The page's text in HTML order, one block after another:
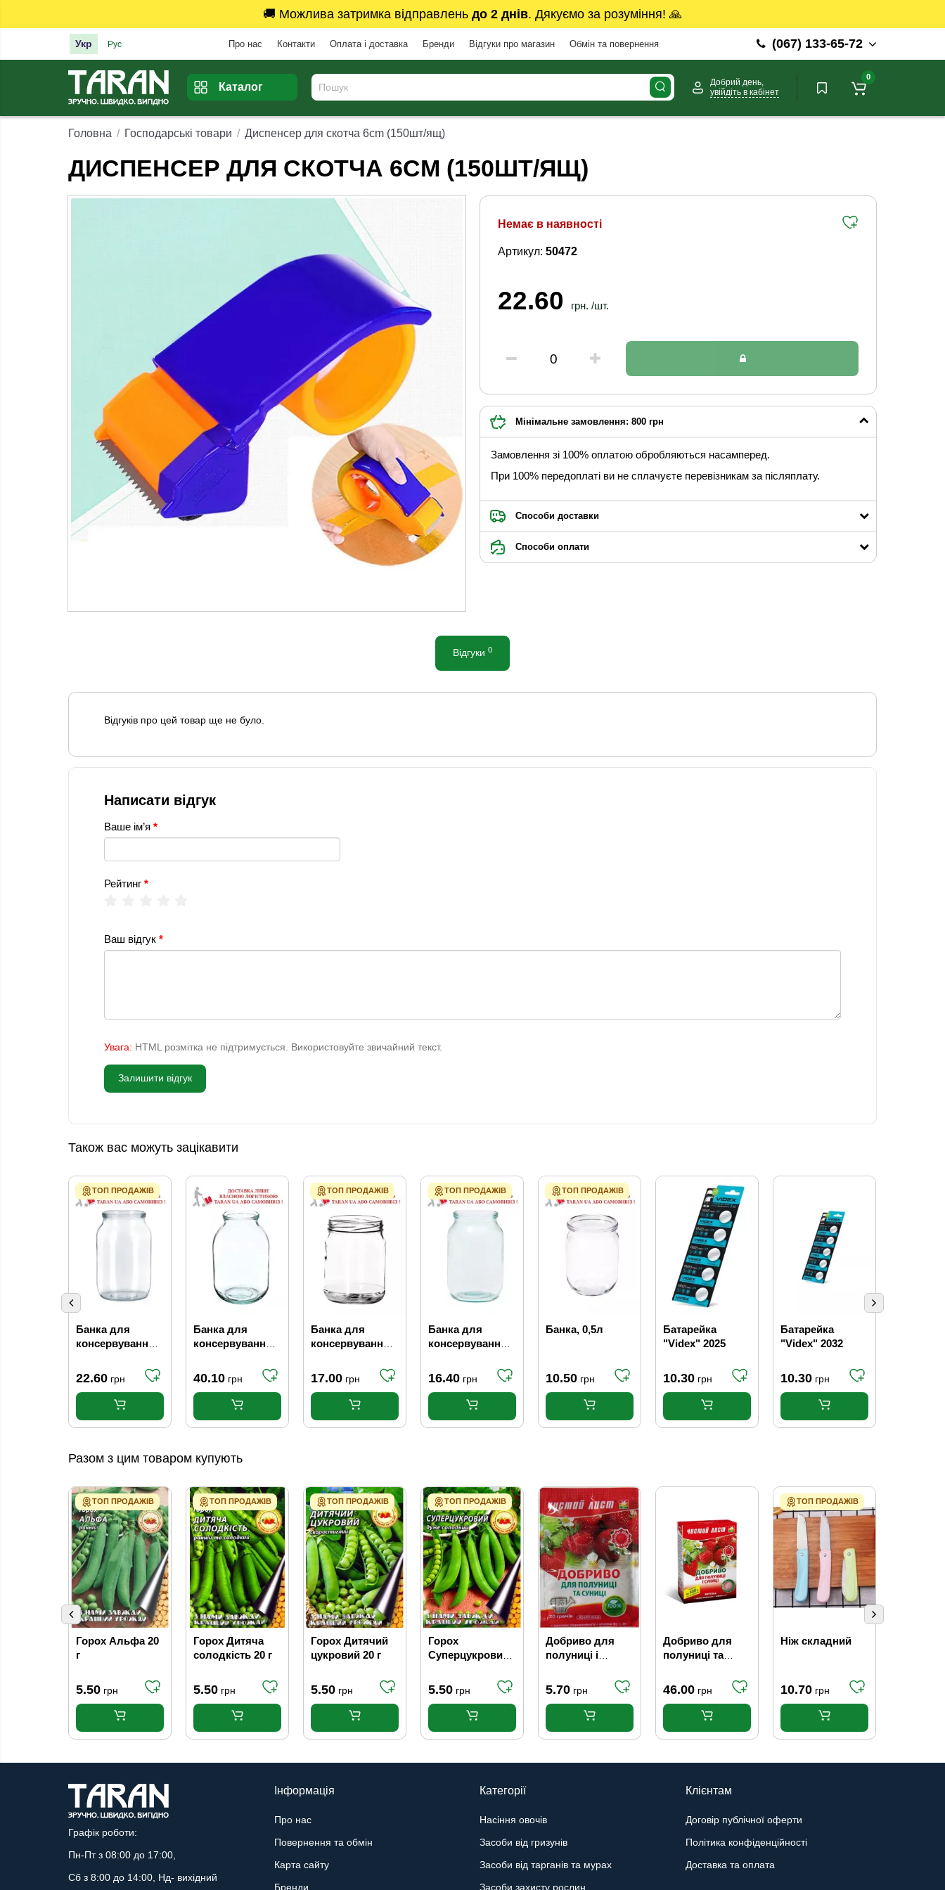
🚚 Можлива затримка відправлень до 2 днів. Дякуємо за розуміння! 🙏
Укр Рус Про нас Контакти Оплата і доставка Бренди Відгуки про магазин Обмін та повернення (067) 133-65-72
Каталог
Добрий день,
увійдіть в кабінет
0
Головна Господарські товари Диспенсер для скотча 6cm (150шт/ящ)
ДИСПЕНСЕР ДЛЯ СКОТЧА 6CM (150ШТ/ЯЩ)
Немає в наявності
Артикул: 50472
22.60 грн. /шт.
Мінімальне замовлення: 800 грн
Замовлення зі 100% оплатою обробляються насамперед.
При 100% передоплаті ви не сплачуєте перевізникам за післяплату.
Способи доставки
Способи оплати
Відгуки 0
Відгуків про цей товар ще не було.
Написати відгук
Ваше ім’я
Рейтинг
Ваш відгук
Увага: HTML розмітка не підтримується. Використовуйте звичайний текст.
Залишити відгук
Також вас можуть зацікавити
ТОП ПРОДАЖІВ
Банка для
консервування
22.60 грн
Банка для
консервування
40.10 грн
ТОП ПРОДАЖІВ
Банка для
консервування
17.00 грн
ТОП ПРОДАЖІВ
Банка для
консервування,
16.40 грн
ТОП ПРОДАЖІВ
Банка, 0,5л
10.50 грн
Батарейка
"Videx" 2025
10.30 грн
Батарейка
"Videx" 2032
10.30 грн
Разом з цим товаром купують
ТОП ПРОДАЖІВ
Горох Альфа 20
г
5.50 грн
ТОП ПРОДАЖІВ
Горох Дитяча
солодкість 20 г
5.50 грн
ТОП ПРОДАЖІВ
Горох Дитячий
цукровий 20 г
5.50 грн
ТОП ПРОДАЖІВ
Горох
Суперцукровий
5.50 грн
Добриво для
полуниці і
лист 20 г
5.70 грн
Добриво для
полуниці та
лист 300 г
46.00 грн
ТОП ПРОДАЖІВ
Ніж складний
10.70 грн
Графік роботи:
Пн-Пт з 08:00 до 17:00,
Сб з 8:00 до 14:00, Нд- вихідний
Інформація
Про нас
Повернення та обмін
Карта сайту
Бренди
Категорії
Насіння овочів
Засоби від гризунів
Засоби від тарганів та мурах
Засоби захисту рослин
Клієнтам
Договір публічної оферти
Політика конфіденційності
Доставка та оплата